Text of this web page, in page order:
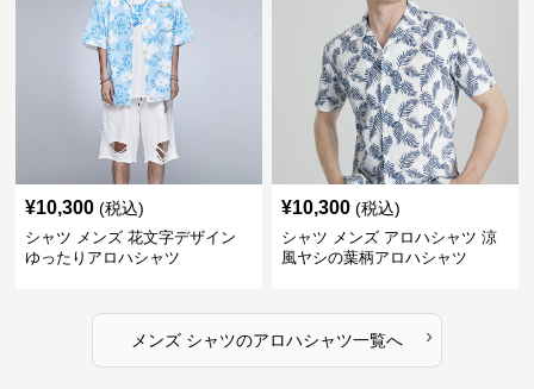
¥10,300 (税込)
シャツ メンズ 花文字デザイン
ゆったりアロハシャツ
¥10,300 (税込)
シャツ メンズ アロハシャツ 涼
風ヤシの葉柄アロハシャツ
メンズ シャツのアロハシャツ一覧へ ›